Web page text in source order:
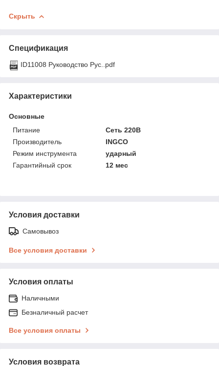
Скрыть
Спецификация
ID11008 Руководство Рус..pdf
Характеристики
Основные
Питание
Сеть 220В
Производитель
INGCO
Режим инструмента
ударный
Гарантийный срок
12 мес
Условия доставки
Самовывоз
Все условия доставки
Условия оплаты
Наличными
Безналичный расчет
Все условия оплаты
Условия возврата